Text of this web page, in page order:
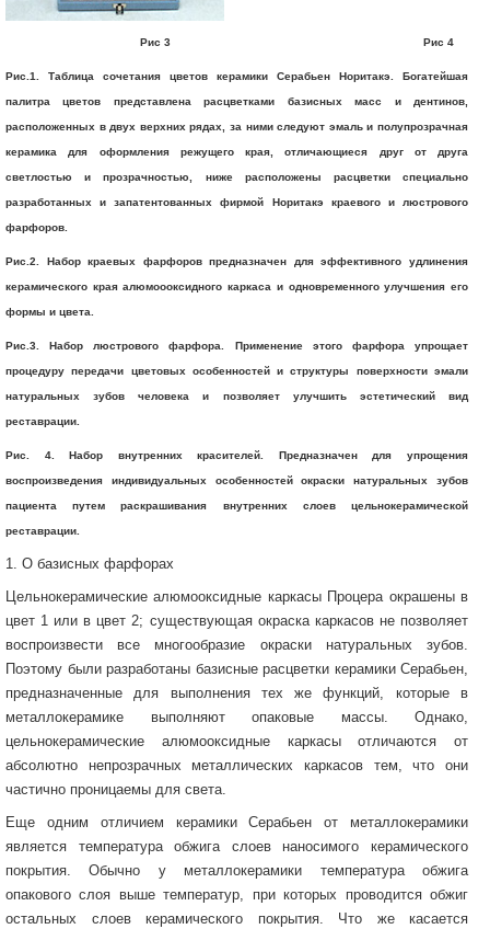
Рис 3 Рис 4
Рис.1. Таблица сочетания цветов керамики Серабьен Норитакэ. Богатейшая
палитра цветов представлена расцветками базисных масс и дентинов,
расположенных в двух верхних рядах, за ними следуют эмаль и полупрозрачная
керамика для оформления режущего края, отличающиеся друг от друга
светлостью и прозрачностью, ниже расположены расцветки специально
разработанных и запатентованных фирмой Норитакэ краевого и люстрового
фарфоров.
Рис.2. Набор краевых фарфоров предназначен для эффективного удлинения
керамического края алюмоооксидного каркаса и одновременного улучшения его
формы и цвета.
Рис.3. Набор люстрового фарфора. Применение этого фарфора упрощает
процедуру передачи цветовых особенностей и структуры поверхности эмали
натуральных зубов человека и позволяет улучшить эстетический вид
реставрации.
Рис. 4. Набор внутренних красителей. Предназначен для упрощения
воспроизведения индивидуальных особенностей окраски натуральных зубов
пациента путем раскрашивания внутренних слоев цельнокерамической
реставрации.
1. О базисных фарфорах
Цельнокерамические алюмооксидные каркасы Процера окрашены в
цвет 1 или в цвет 2; существующая окраска каркасов не позволяет
воспроизвести все многообразие окраски натуральных зубов.
Поэтому были разработаны базисные расцветки керамики Серабьен,
предназначенные для выполнения тех же функций, которые в
металлокерамике выполняют опаковые массы. Однако,
цельнокерамические алюмооксидные каркасы отличаются от
абсолютно непрозрачных металлических каркасов тем, что они
частично проницаемы для света.
Еще одним отличием керамики Серабьен от металлокерамики
является температура обжига слоев наносимого керамического
покрытия. Обычно у металлокерамики температура обжига
опакового слоя выше температур, при которых проводится обжиг
остальных слоев керамического покрытия. Что же касается